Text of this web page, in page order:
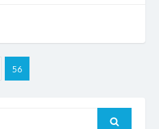
56
Search